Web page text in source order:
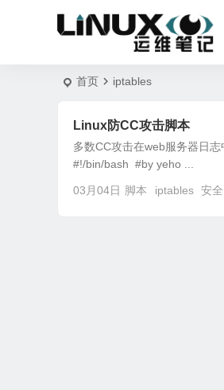
首页 iptables
Linux防CC攻击脚本
多数CC攻击在web服务器日
#!/bin/bash #by yeho ...
03月04日 脚本 iptables 安全